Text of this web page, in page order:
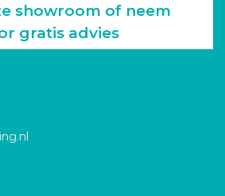
showroom of neem
gratis advies